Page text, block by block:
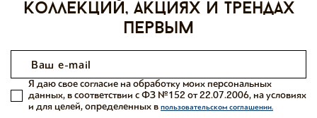
коллекций, акциях и трендах
первым
Я даю свое согласие на обработку моих персональных
данных, в соответствии с ФЗ №152 от 22.07.2006, на условиях
и для целей, определенных в пользовательском соглашении.